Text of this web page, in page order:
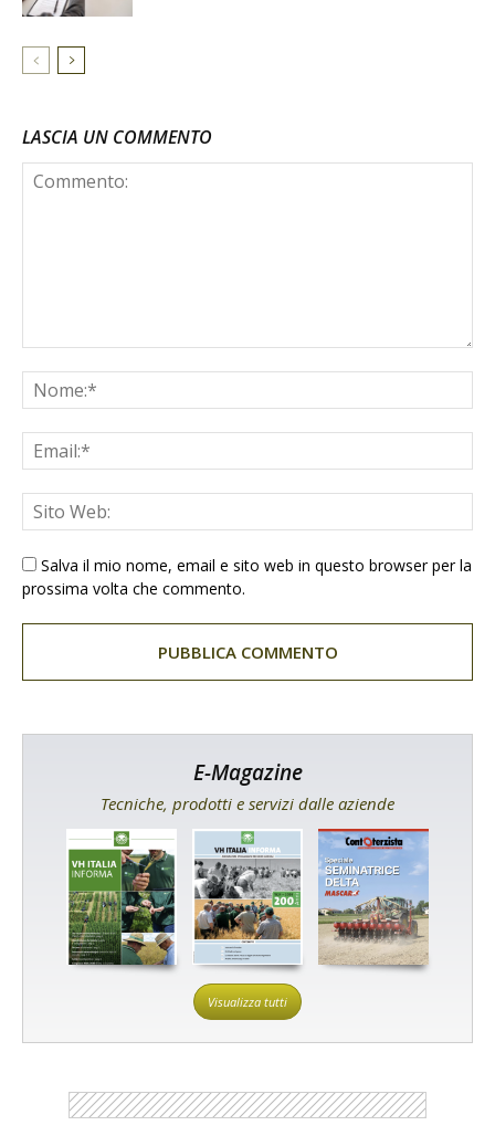
LASCIA UN COMMENTO
Salva il mio nome, email e sito web in questo browser per la
prossima volta che commento.
E-Magazine
Tecniche, prodotti e servizi dalle aziende
Visualizza tutti